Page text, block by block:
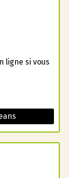
ligne si vous